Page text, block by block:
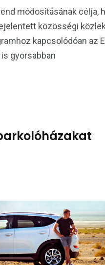
módosításának célja,
közösségi
kapcsolódóan az
gyorsabban